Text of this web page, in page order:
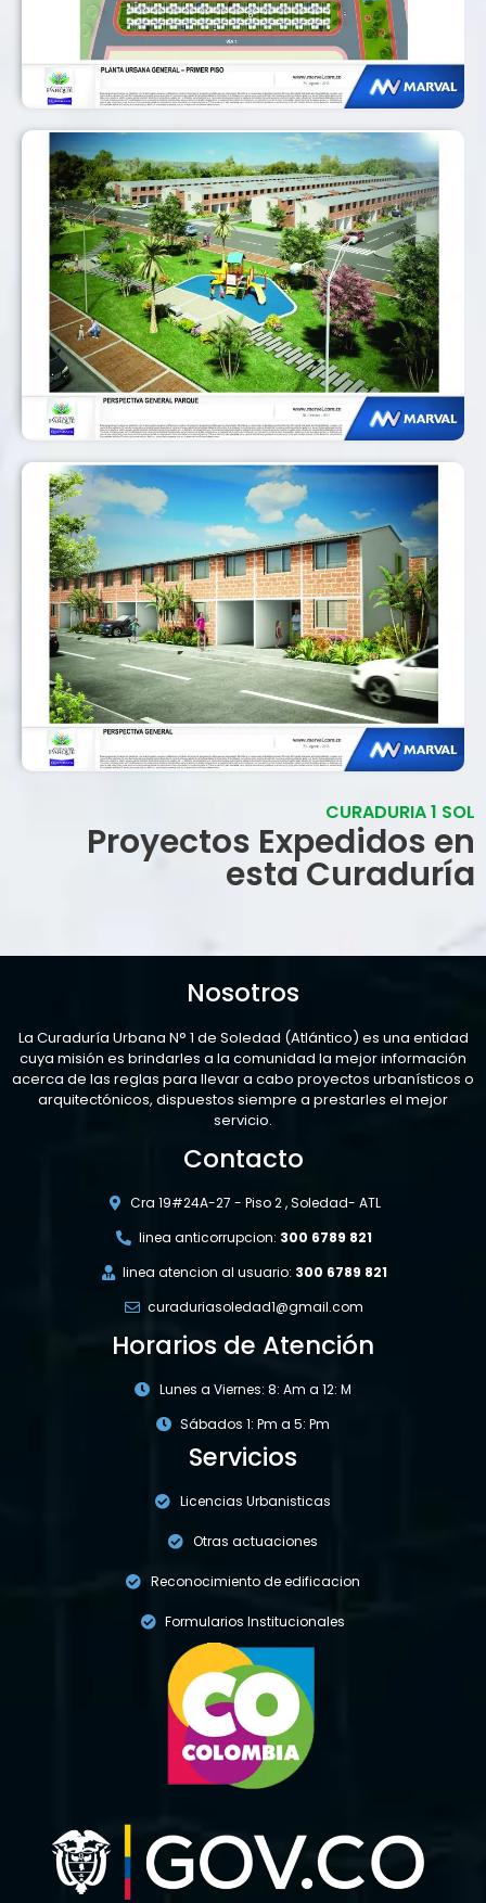
CURADURIA 1 SOL
Proyectos Expedidos en
esta Curaduría
Nosotros
La Curaduría Urbana N° 1 de Soledad (Atlántico) es una entidad
cuya misión es brindarles a la comunidad la mejor información
acerca de las reglas para llevar a cabo proyectos urbanísticos o
arquitectónicos, dispuestos siempre a prestarles el mejor
servicio.
Contacto
Cra 19#24A-27 - Piso 2 , Soledad- ATL
linea anticorrupcion: 300 6789 821
linea atencion al usuario: 300 6789 821
curaduriasoledad1@gmail.com
Horarios de Atención
Lunes a Viernes: 8: Am a 12: M
Sábados 1: Pm a 5: Pm
Servicios
Licencias Urbanisticas
Otras actuaciones
Reconocimiento de edificacion
Formularios Institucionales